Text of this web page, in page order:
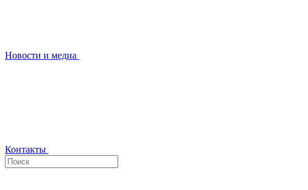
Новости и медиа
Контакты